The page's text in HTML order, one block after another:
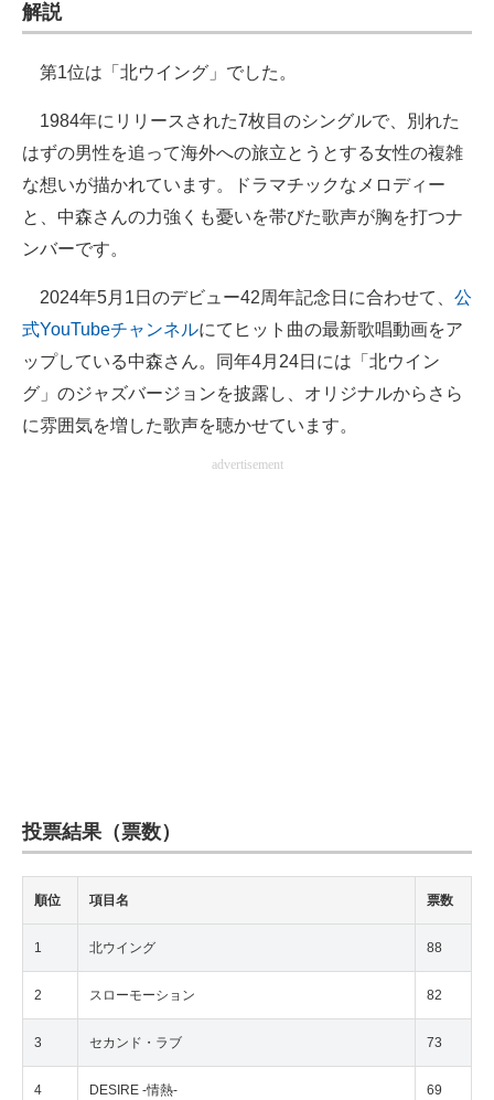
解説
第1位は「北ウイング」でした。
1984年にリリースされた7枚目のシングルで、別れた
はずの男性を追って海外への旅立とうとする女性の複雑
な想いが描かれています。ドラマチックなメロディー
と、中森さんの力強くも憂いを帯びた歌声が胸を打つナ
ンバーです。
2024年5月1日のデビュー42周年記念日に合わせて、 公
式YouTubeチャンネルにてヒット曲の最新歌唱動画をア
ップしている中森さん。同年4月24日には「北ウイン
グ」のジャズバージョンを披露し、オリジナルからさら
に雰囲気を増した歌声を聴かせています。
advertisement
投票結果（票数）
順位 項目名 票数
1 北ウイング 88
2 スローモーション 82
3 セカンド・ラブ 73
4 DESIRE -情熱- 69